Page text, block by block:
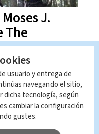
J.
The
usuario y entrega de
navegando el sitio,
tecnología, según
cambiar la configuración
gustes.